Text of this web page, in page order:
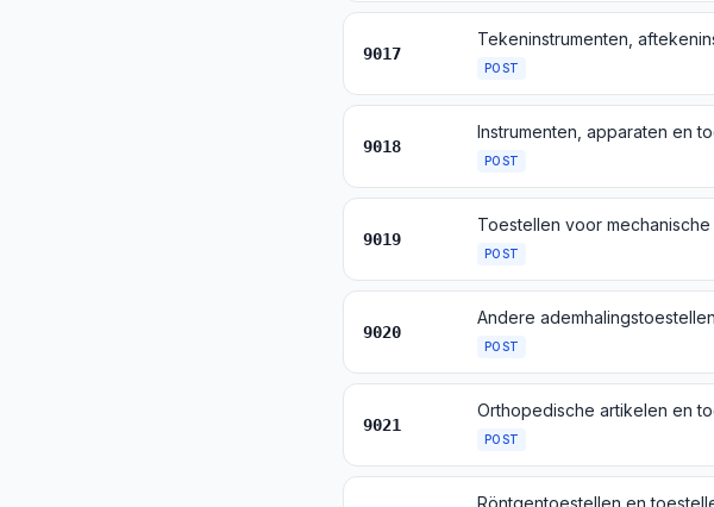
9017
POST
9018
POST
9019
POST
9020
POST
9021
POST